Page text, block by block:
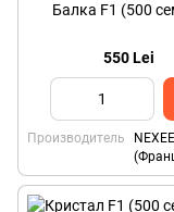
Балка F1 (500
550 Lei
Производитель